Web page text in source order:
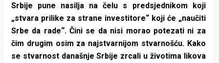
Srbije pune nasilja na čelu s predsjednikom koji
„stvara prilike za strane investitore“ koji će „naučiti
Srbe da rade“. Čini se da nisi morao potezati ni za
čim drugim osim za najstvarnijom stvarnošću. Kako
se stvarnost današnje Srbije zrcali u životima likova